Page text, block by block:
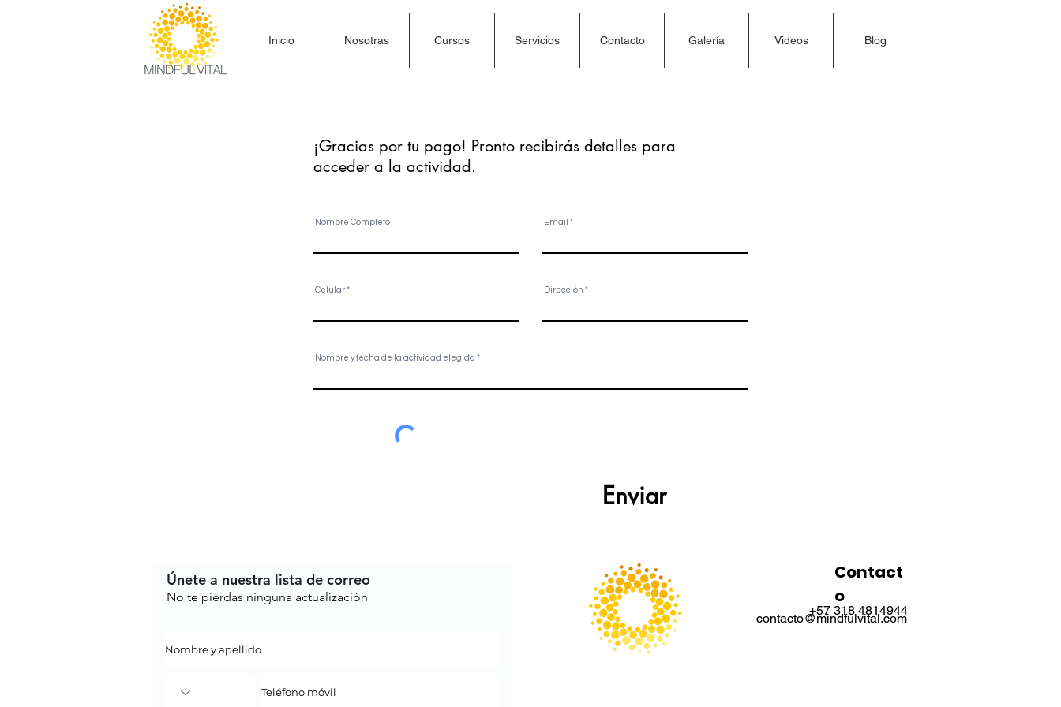
Inicio Nosotras Cursos Servicios Contacto Galería Videos Blog
¡Gracias por tu pago!
¡Gracias por tu pago! Pronto recibirás detalles para
acceder a la actividad.
Nombre Completo Email
Celular Dirección
Nombre y fecha de la actividad elegida
Enviar
Únete a nuestra lista de correo
No te pierdas ninguna actualización
Contact
o
+57 318 4814944
contacto@mindfulvital.com